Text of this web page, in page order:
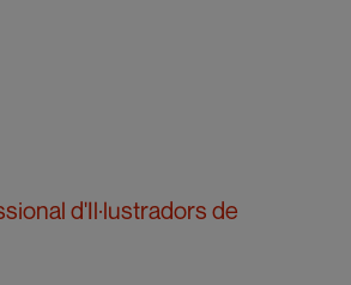
d'Il·lustradors de